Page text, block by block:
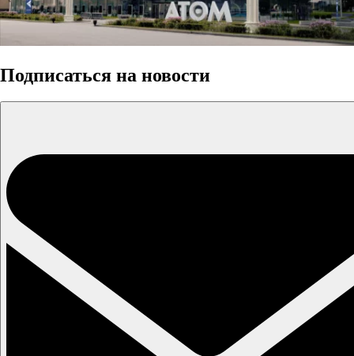
Подписаться на новости